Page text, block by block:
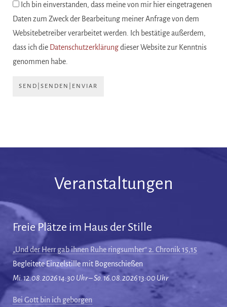
Ich bin einverstanden, dass meine von mir hier eingetragenen
Daten zum Zweck der Bearbeitung meiner Anfrage von dem
Websitebetreiber verarbeitet werden. Ich bestätige außerdem,
dass ich die Datenschutzerklärungdieser Website zur Kenntnis
genommen habe.
SEND|SENDEN|ENVIAR
Veranstaltungen
Freie Plätze im Haus der Stille
„Und der Herr gab ihnen Ruhe ringsumher“ 2. Chronik 15,15
Begleitete Einzelstille mit Bogenschießen
Mi. 12.08.2026 14:30 Uhr – So. 16.08.2026 13:00 Uhr
Bei Gott bin ich geborgen